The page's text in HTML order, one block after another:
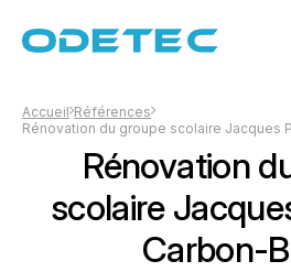
Accueil Références
Rénovation du groupe scolaire Jacques
Rénovation
scolaire
Carbon-